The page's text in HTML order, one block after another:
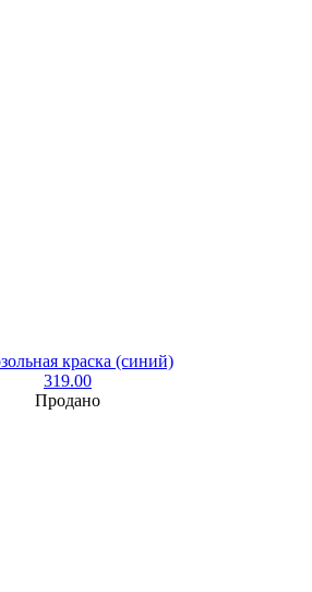
краска (синий)
319.00
Продано